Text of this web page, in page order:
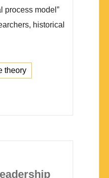
process model”
historical
theory